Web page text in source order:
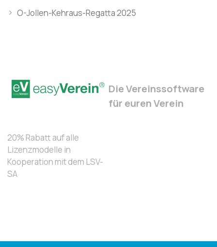
O-Jollen-Kehraus-Regatta 2025
Die Vereinssoftware
für euren Verein
20% Rabatt auf alle
Lizenzmodelle in
Kooperation mit dem LSV-
SA